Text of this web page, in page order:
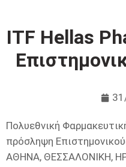
ITF Hellas
Πολυεθνική
πρόσληψη
ΑΘΗΝΑ, ΘΕΣΣΑΛΟΝΙΚΗ,